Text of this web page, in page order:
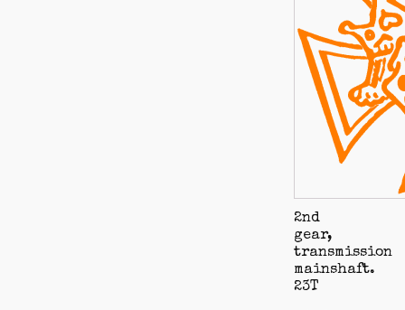
2nd
gear,
transmission
mainshaft.
23T